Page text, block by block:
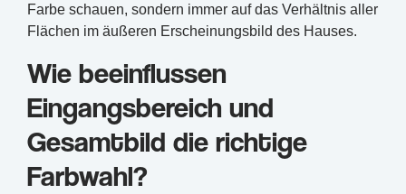
Farbe schauen, sondern immer auf das Verhältnis aller
Flächen im äußeren Erscheinungsbild des Hauses.
Wie beeinflussen
Eingangsbereich und
Gesamtbild die richtige
Farbwahl?